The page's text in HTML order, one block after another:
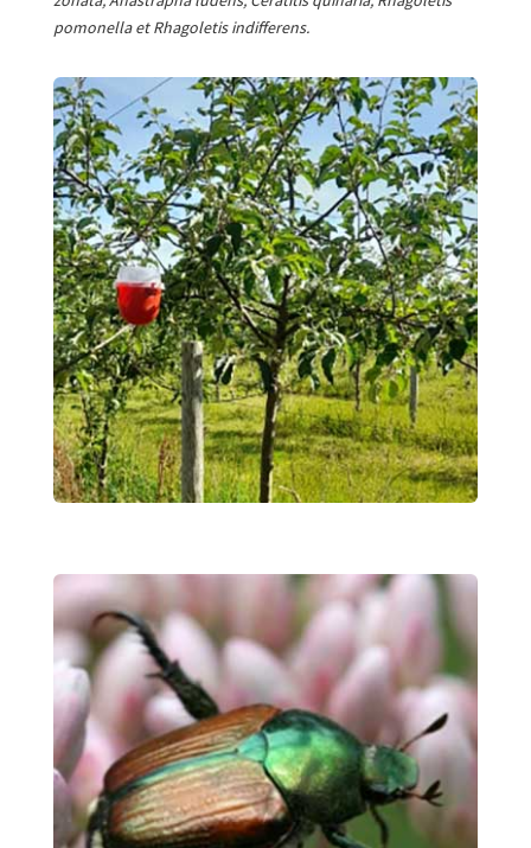
pomonella et Rhagoletis indifferens.